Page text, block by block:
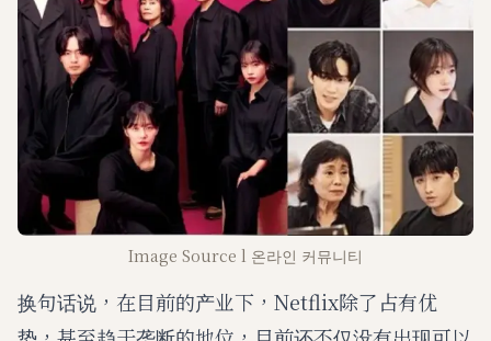
Image Source l 온라인 커뮤니티
换句话说，在目前的产业下，Netflix除了占有优